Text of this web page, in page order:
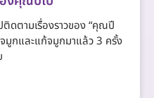
ดตามเรื่องราวของ “คุณปี
มูกและแก้จมูกมาแล้ว 3 ครั้ง